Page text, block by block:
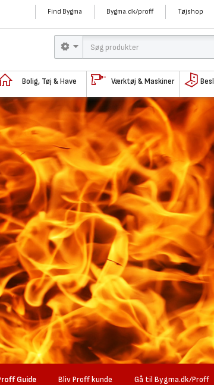
Find Bygma Bygma.dk/proff Tøjshop
Bolig, Tøj & Have Værktøj & Maskiner
Guide Bliv Proff kunde Gå til Bygma.dk/Proff